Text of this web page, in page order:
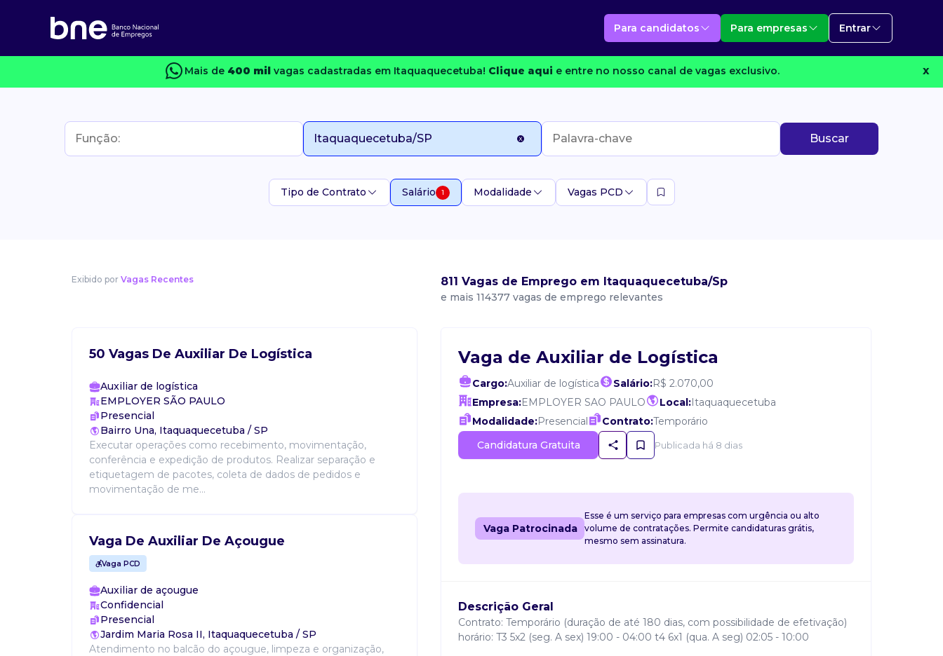
Para candidatos Para empresas Entrar
Mais de 400 mil vagas cadastradas em Itaquaquecetuba! Clique aqui e entre no nosso canal de vagas exclusivo. X
Buscar
Tipo de Contrato Salário 1 Modalidade Vagas PCD
Exibido por Vagas Recentes 811 Vagas de Emprego em Itaquaquecetuba/Sp
e mais 114377 vagas de emprego relevantes
50 Vagas De Auxiliar De Logística
Auxiliar de logística
EMPLOYER SÃO PAULO
Presencial
Bairro Una, Itaquaquecetuba / SP
Executar operações como recebimento, movimentação,
conferência e expedição de produtos. Realizar separação e
etiquetagem de pacotes, coleta de dados de pedidos e
movimentação de me...
Vaga De Auxiliar De Açougue
Vaga PCD
Auxiliar de açougue
Confidencial
Presencial
Jardim Maria Rosa II, Itaquaquecetuba / SP
Atendimento no balcão do açougue, limpeza e organização,
Vaga de Auxiliar de Logística
Cargo:Auxiliar de logística Salário:R$ 2.070,00
Empresa:EMPLOYER SAO PAULO Local:Itaquaquecetuba
Modalidade:Presencial Contrato:Temporário
Candidatura Gratuita
Publicada há 8 dias
Vaga Patrocinada
Esse é um serviço para empresas com urgência ou alto
volume de contratações. Permite candidaturas grátis,
mesmo sem assinatura.
Descrição Geral
Contrato: Temporário (duração de até 180 dias, com possibilidade de efetivação)
horário: T3 5x2 (seg. A sex) 19:00 - 04:00 t4 6x1 (qua. A seg) 02:05 - 10:00